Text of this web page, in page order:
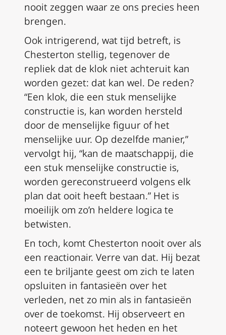
nooit zeggen waar ze ons precies heen
brengen.
Ook intrigerend, wat tijd betreft, is
Chesterton stellig, tegenover de
repliek dat de klok niet achteruit kan
worden gezet: dat kan wel. De reden?
“Een klok, die een stuk menselijke
constructie is, kan worden hersteld
door de menselijke figuur of het
menselijke uur. Op dezelfde manier,”
vervolgt hij, “kan de maatschappij, die
een stuk menselijke constructie is,
worden gereconstrueerd volgens elk
plan dat ooit heeft bestaan.” Het is
moeilijk om zo’n heldere logica te
betwisten.
En toch, komt Chesterton nooit over als
een reactionair. Verre van dat. Hij bezat
een te briljante geest om zich te laten
opsluiten in fantasieën over het
verleden, net zo min als in fantasieën
over de toekomst. Hij observeert en
noteert gewoon het heden en het